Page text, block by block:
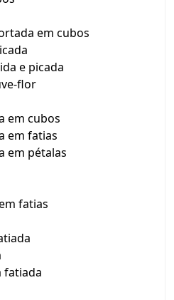
em cubos
e picada
flor
em cubos
em fatias
em pétalas
fatias
fatiada